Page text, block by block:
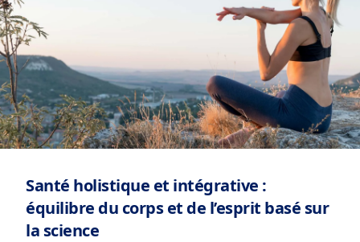
Santé holistique et intégrative :
équilibre du corps et de l’esprit basé sur
la science